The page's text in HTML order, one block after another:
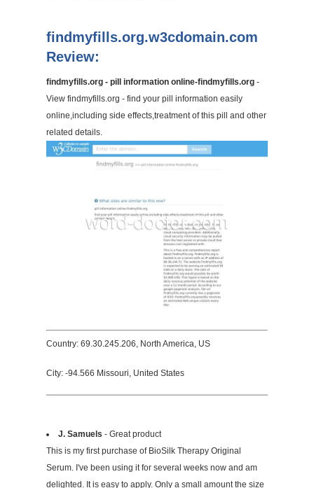
findmyfills.org.w3cdomain.com
Review:
findmyfills.org - pill information online-findmyfills.org -
View findmyfills.org - find your pill information easily
online,including side effects,treatment of this pill and other
related details.
Country: 69.30.245.206, North America, US
City: -94.566 Missouri, United States
J. Samuels - Great product
This is my first purchase of BioSilk Therapy Original
Serum. I've been using it for several weeks now and am
delighted. It is easy to apply. Only a small amount the size